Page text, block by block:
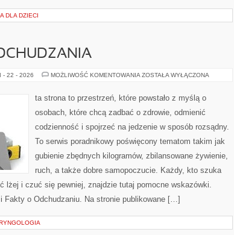
DLA DZIECI
- 22 - 2026 MOŻLIWOŚĆ KOMENTOWANIA PORADNIKI
ZOSTAŁA WYŁĄCZONA
ta strona to przestrzeń, które powstało z myślą o
osobach, które chcą zadbać o zdrowie, odmienić
codzienność i spojrzeć na jedzenie w sposób rozsądny.
To serwis poradnikowy poświęcony tematom takim jak
gubienie zbędnych kilogramów, zbilansowane żywienie,
ruch, a także dobre samopoczucie. Każdy, kto szuka
lżej i czuć się pewniej, znajdzie tutaj pomocne wskazówki.
Fakty o Odchudzaniu. Na stronie publikowane […]